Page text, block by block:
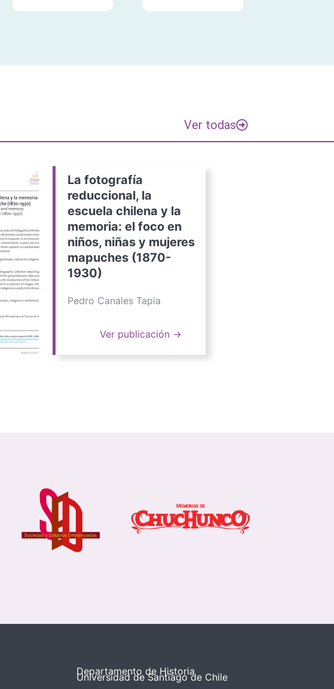
Ver todas
La fotografía
reduccional, la
escuela chilena y la
memoria: el foco en
niños, niñas y mujeres
mapuches (1870-
1930)
Pedro Canales Tapia
Ver publicación →
Departamento de Historia
Universidad de Santiago de Chile